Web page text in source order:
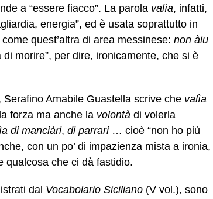
a “essere fiacco”. La parola valìa, infatti,
energia”, ed è usata soprattutto in
quest’altra di area messinese: non àiu
morire”, per dire, ironicamente, che si è
Amabile Guastella scrive che valìa
forza ma anche la volontà di volerla
di manciàri, di parrari… cioè “non ho più
con un po’ di impazienza mista a ironia,
qualcosa che ci dà fastidio.
dal Vocabolario Siciliano (V vol.), sono